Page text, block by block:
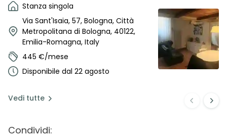
Stanza singola
Via Sant'Isaia, 57, Bologna, Città
Metropolitana di Bologna, 40122,
Emilia-Romagna, Italy
445 €/mese
Disponibile dal 22 agosto
Vedi tutte
Condividi: